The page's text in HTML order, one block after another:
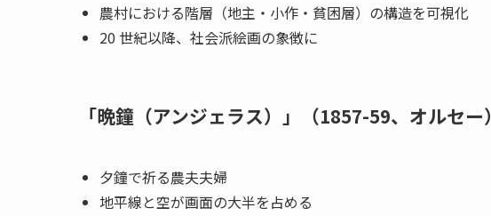
農村における階層（地主・小作・貧困層）の構造を可視化
20 世紀以降、社会派絵画の象徴に
「晩鐘（アンジェラス）」（1857-59、オルセー）
夕鐘で祈る農夫夫婦
地平線と空が画面の大半を占める